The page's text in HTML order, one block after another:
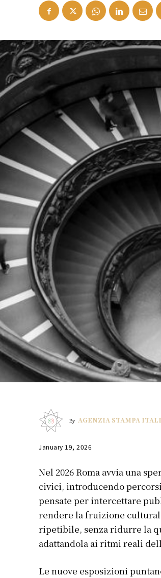
By AGENZIA STAMPA
January 19, 2026
Nel 2026 Roma avvia una
civici, introducendo
pensate per intercettare
rendere la fruizione
ripetibile, senza ridurre la
adattandola ai ritmi reali
Le nuove esposizioni